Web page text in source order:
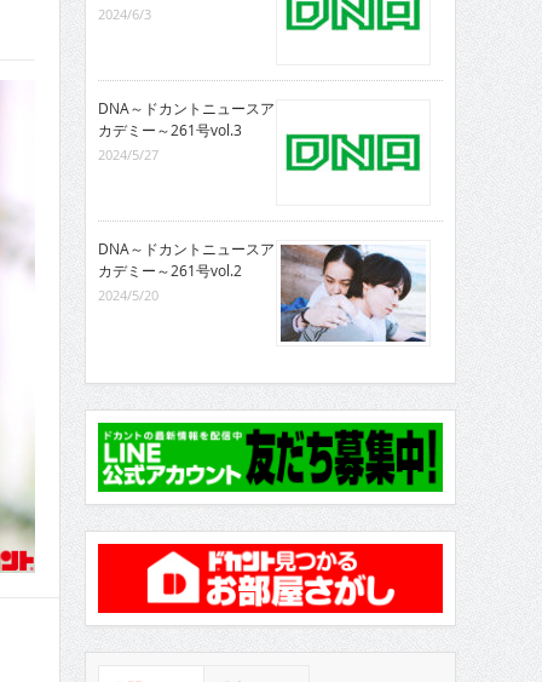
2024/6/3
DNA～ドカントニュースア
カデミー～261号vol.3
2024/5/27
DNA～ドカントニュースア
カデミー～261号vol.2
2024/5/20